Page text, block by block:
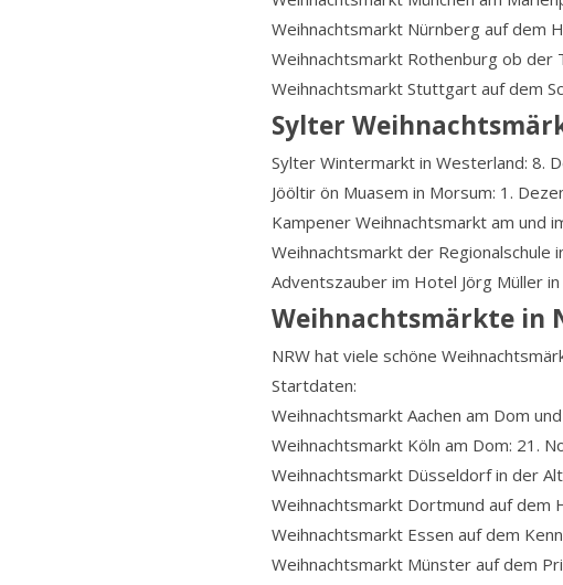
Weihnachtsmarkt Nürnberg auf dem
Weihnachtsmarkt Rothenburg ob
Weihnachtsmarkt Stuttgart auf dem
Sylter
Sylter Wintermarkt in Westerland: 8.
Jööltir ön Muasem in Morsum: 1.
Kampener Weihnachtsmarkt am und
Weihnachtsmarkt der Regionalschule
Adventszauber im Hotel Jörg Müller
Weihnachtsmärkte in
NRW hat viele schöne
Startdaten:
Weihnachtsmarkt Aachen am Dom
Weihnachtsmarkt Köln am Dom: 21.
Weihnachtsmarkt Düsseldorf in der
Weihnachtsmarkt Dortmund auf dem
Weihnachtsmarkt Essen auf dem
Weihnachtsmarkt Münster auf dem